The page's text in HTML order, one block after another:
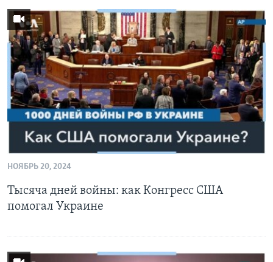
НОЯБРЬ 20, 2024
Тысяча дней войны: как Конгресс США
помогал Украине